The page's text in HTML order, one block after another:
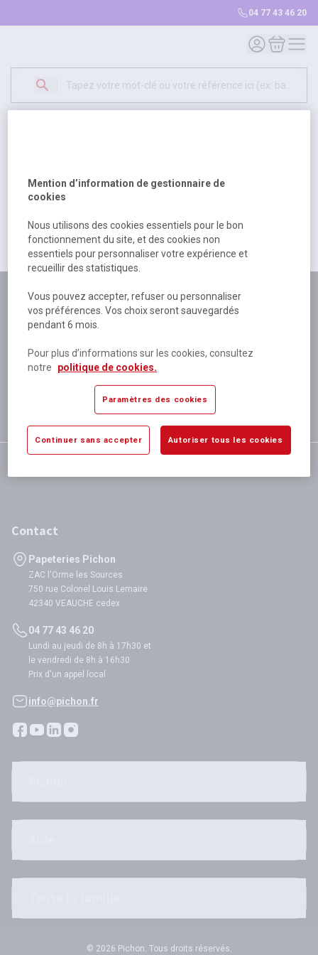
04 77 43 46 20
Mon compte
Mon
500
excuser pour la gêne occasionée.
Retour Retour à l'accueil
Plus de 180 personnes
à votre écoute
Plus de 80 000 références
disponibles
Expédition le jour même
si validation avant 12h
satisfaction totale
Contact
Papeteries Pichon
ZAC l'Orme les Sources
750 rue Colonel Louis Lemaire
42340 VEAUCHE cedex
04 77 43 46 20
Lundi au jeudi de 8h à 17h30 et
le vendredi de 8h à 16h30
Prix d'un appel local
info@pichon.fr
© 2026 Pichon. Tous droits réservés.
Mention d’information de gestionnaire de
cookies
Nous utilisons des cookies essentiels pour le bon
fonctionnement du site, et des cookies non
essentiels pour personnaliser votre expérience et
recueillir des statistiques.
Vous pouvez accepter, refuser ou personnaliser
vos préférences. Vos choix seront sauvegardés
pendant 6 mois.
Pour plus d’informations sur les cookies, consultez
notre
politique de cookies.
Paramètres des cookies
Continuer sans accepter Autoriser tous les cookies